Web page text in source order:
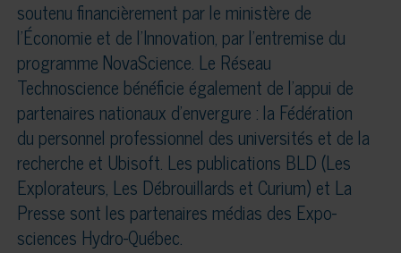
soutenu financièrement par le ministère de
l’Économie et de l’Innovation, par l’entremise du
programme NovaScience. Le Réseau
Technoscience bénéficie également de l’appui de
partenaires nationaux d’envergure : la Fédération
du personnel professionnel des universités et de la
recherche et Ubisoft. Les publications BLD (Les
Explorateurs, Les Débrouillards et Curium) et La
Presse sont les partenaires médias des Expo-
sciences Hydro-Québec.